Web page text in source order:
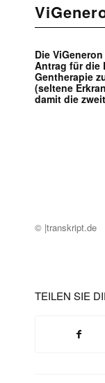
Die
Antrag für die
Gentherapie
(seltene
damit die
© |transkript.de
TEILEN SIE